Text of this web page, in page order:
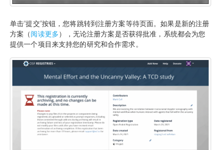
单击“提交”按钮，您将跳转到注册方案等待页面。如果是新的注册
方案（阅读更多），无论注册方案是否获得批准，系统都会为您
提供一个项目来支持您的研究和合作需求。